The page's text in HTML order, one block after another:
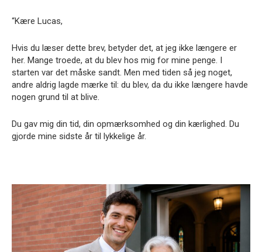
“Kære Lucas,
Hvis du læser dette brev, betyder det, at jeg ikke længere er
her. Mange troede, at du blev hos mig for mine penge. I
starten var det måske sandt. Men med tiden så jeg noget,
andre aldrig lagde mærke til: du blev, da du ikke længere havde
nogen grund til at blive.
Du gav mig din tid, din opmærksomhed og din kærlighed. Du
gjorde mine sidste år til lykkelige år.